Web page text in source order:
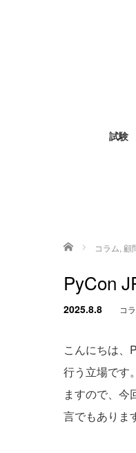
試験
ホーム コラム, 顧
PyCon
2025.8.8 コ
こんにちは、
行う立場です
ますので、今
言でもありま